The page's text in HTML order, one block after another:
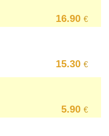
16.90€
15.30€
5.90€